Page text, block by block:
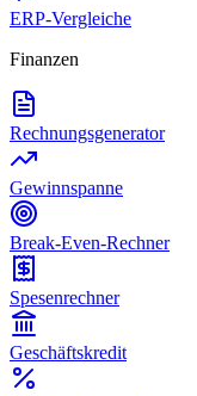
ERP-Vergleiche
Finanzen
Rechnungsgenerator
Gewinnspanne
Break-Even-Rechner
Spesenrechner
Geschäftskredit